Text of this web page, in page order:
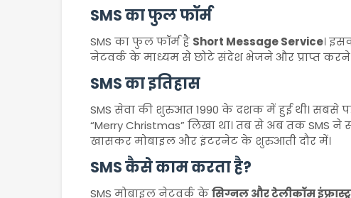
SMS का फुल फॉर्म
SMS का फुल फॉर्म है Short Message Service।
नेटवर्क के माध्यम से छोटे संदेश भेजने और प्राप्त
SMS का इतिहास
SMS सेवा की शुरुआत 1990 के दशक में हुई थी। सबसे
“Merry Christmas” लिखा था। तब से अब तक SMS
खासकर मोबाइल और इंटरनेट के शुरुआती दौर में।
SMS कैसे काम करता है?
SMS मोबाइल नेटवर्क केसिग्नल और टेलीकॉम